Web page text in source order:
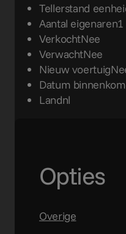
Tellerstand
Aantal eigenaren1
VerkochtNee
VerwachtNee
Nieuw voertuig
Datum
Landnl
Opties
Overige